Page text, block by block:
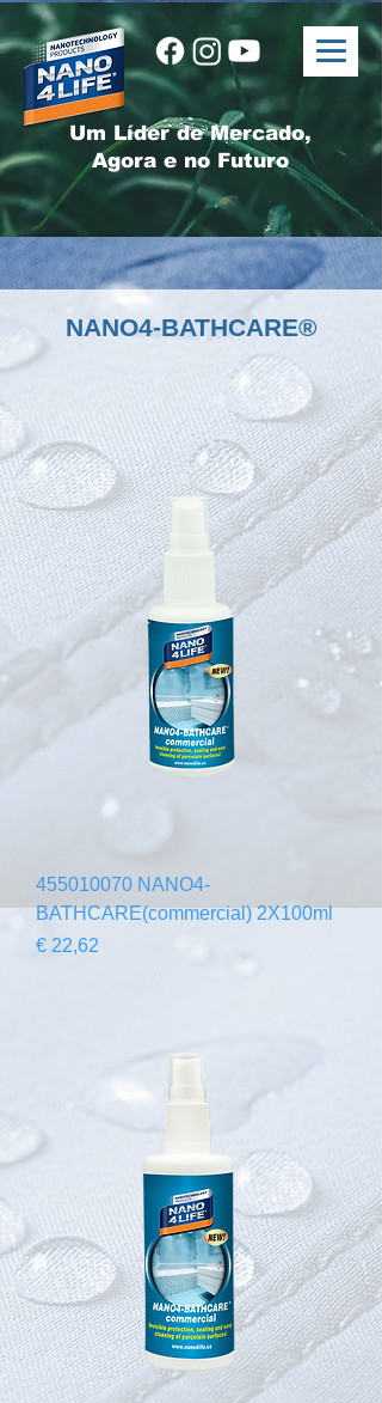
Um Líder de Mercado,
Agora e no Futuro
NANO4-BATHCARE®
455010070 NANO4-
BATHCARE(commercial) 2X100ml
Preço
€ 22,62